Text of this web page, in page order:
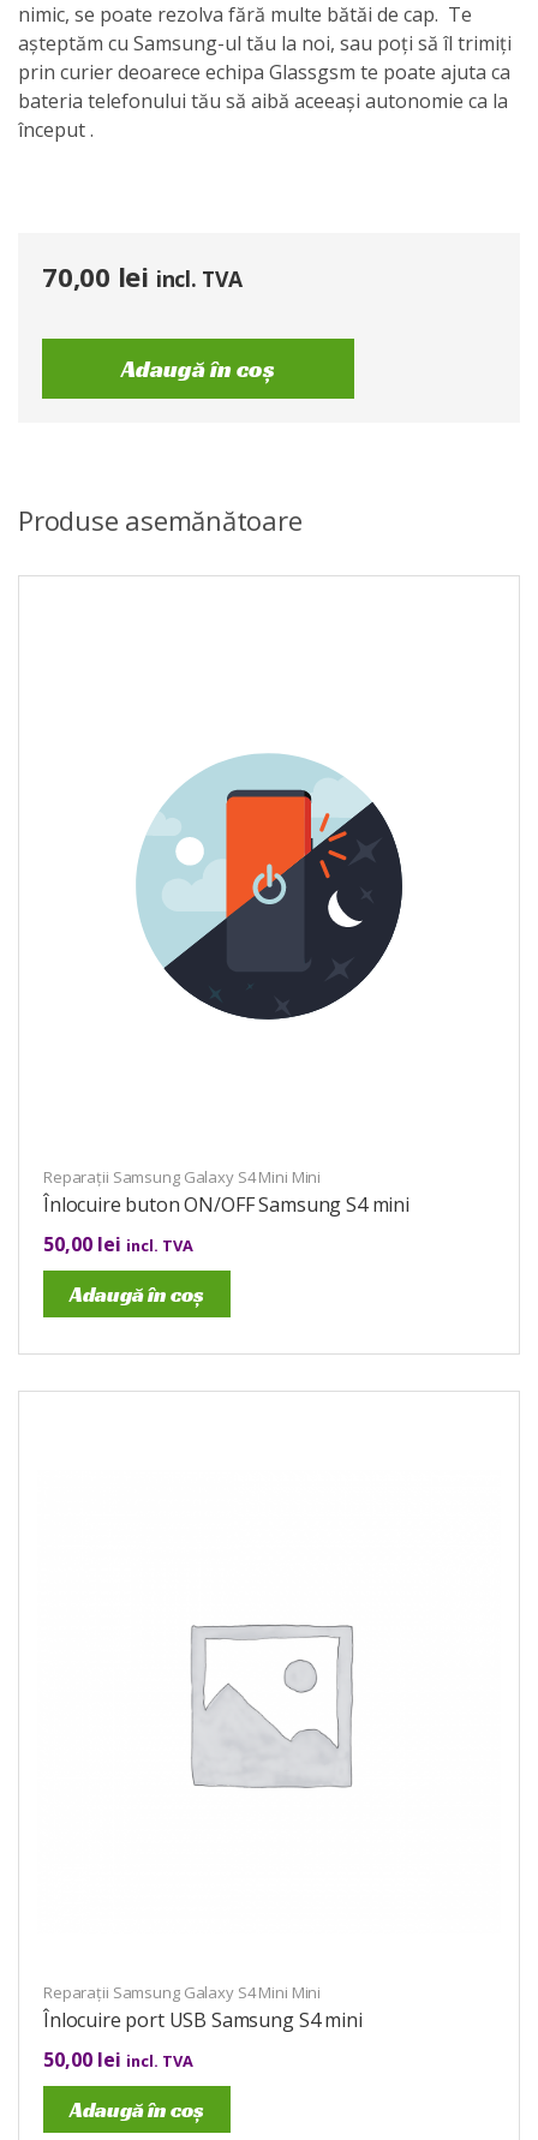
nimic, se poate rezolva fără multe bătăi de cap. Te
așteptăm cu Samsung-ul tău la noi, sau poți să îl trimiți
prin curier deoarece echipa Glassgsm te poate ajuta ca
bateria telefonului tău să aibă aceeași autonomie ca la
început .
70,00 lei incl. TVA
Adaugă în coș
Produse asemănătoare
Reparații Samsung Galaxy S4 Mini Mini
Înlocuire buton ON/OFF Samsung S4 mini
50,00 lei incl. TVA
Adaugă în coș
Reparații Samsung Galaxy S4 Mini Mini
Înlocuire port USB Samsung S4 mini
50,00 lei incl. TVA
Adaugă în coș